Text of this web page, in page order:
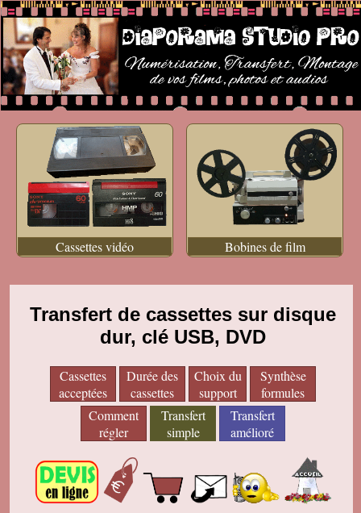
Cassettes vidéo Bobines de film
Transfert de cassettes sur disque
dur, clé USB, DVD
Cassettes
acceptées
Durée des
cassettes
Choix du
support
Synthèse
formules
Comment
régler
Transfert
simple
Transfert
amélioré